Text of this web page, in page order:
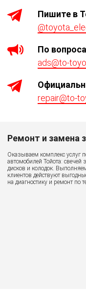
Пишите в
По
ads@to-
repair@to-
Ремонт и замена
Оказываем комплекс услуг
автомобилей Тойота:
дисков и колодок.
клиентов действуют
на диагностику и ремонт по